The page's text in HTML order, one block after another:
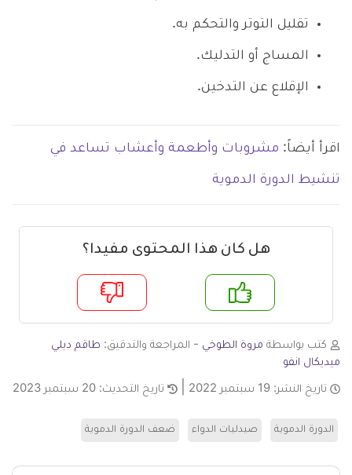
تقليل التوتر والتحكم به.
المساج أو التدليك.
الإقلاع عن التدخين.
اقرأ أيضاً: مشروبات وأطعمة وأعشاب تساعد في
تنشيط الدورة الدموية
هل كان هذا المحتوى مفيدا؟
لا
كتب بواسطة مروة الطوخي - المراجعة والتدقيق: طاقم ديلي
ميديكال انفو
تاريخ النشر: 19 سبتمبر 2022 تاريخ التحديث: 20 سبتمبر 2023
الدورة الدموية صيدليات الدواء ضعف الدورة الدموية